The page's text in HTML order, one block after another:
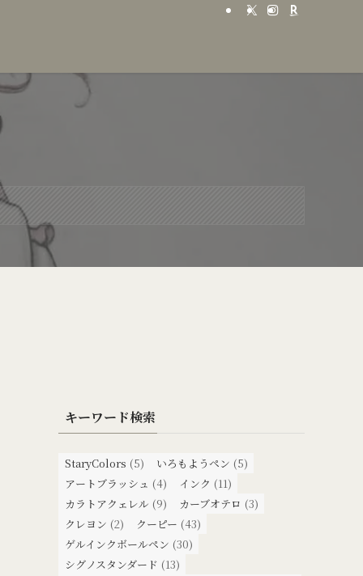
キーワード検索
StaryColors (5) いろもようペン (5)
アートブラッシュ (4) インク (11)
カラトアクェレル (9) カーブオテロ (3)
クレヨン (2) クーピー (43)
ゲルインクボールペン (30)
シグノスタンダード (13)